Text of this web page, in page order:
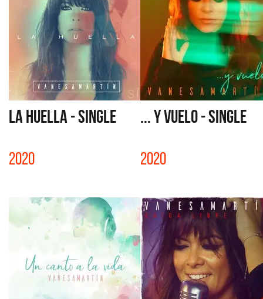
LA HUELLA - SINGLE
2020
... Y VUELO - SINGLE
2020